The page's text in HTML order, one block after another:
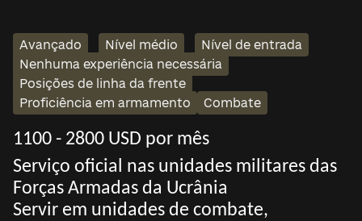
Avançado Nível médio
Nível de entrada
Nenhuma experiência necessária
Posições de linha da frente
Proficiência em armamento
Combate
1100 - 2800 USD por mês
Serviço oficial nas unidades militares das
Forças Armadas da Ucrânia
Servir em unidades de combate,